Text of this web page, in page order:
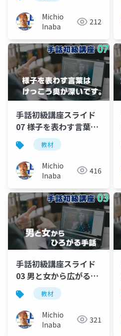
Michio
Inaba
212
手話初級講座スライド
07 様子を表わす言葉で
す！
教材
Michio
Inaba
416
手話初級講座スライド
03 男と女から広がる手
話
教材
Michio
Inaba
321